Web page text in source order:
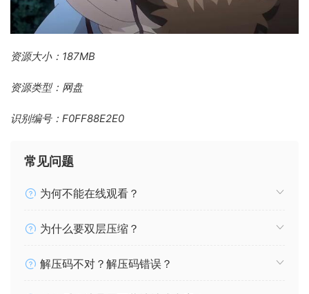
资源大小：187MB
资源类型：网盘
识别编号：F0FF88E2E0
常见问题
为何不能在线观看？
为什么要双层压缩？
解压码不对？解压码错误？